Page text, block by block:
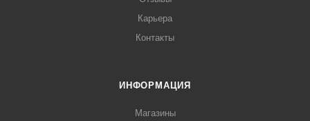
Карьера
Контакты
ИНФОРМАЦИЯ
Магазины